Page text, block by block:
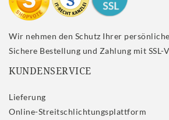
Wir nehmen den Schutz Ihrer
Sichere Bestellung und Zahlung mit SSL-
KUNDENSERVICE
Lieferung
Online-Streitschlichtungsplattform